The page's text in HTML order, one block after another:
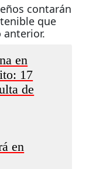
contarán
que
en
17
de
en